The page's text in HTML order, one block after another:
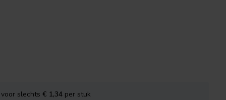
voor slechts€ 1,34 per stuk